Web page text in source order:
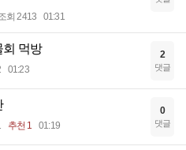
회 2413 01:31
회 먹방
01:23
2
댓글
추천 1 01:19
0
댓글